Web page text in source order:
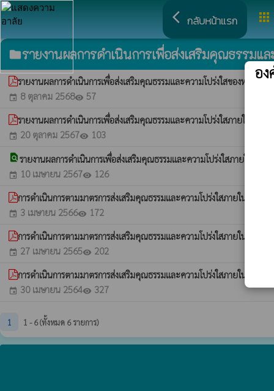
arrow_back_ios กลับหน้าแรก apps
folderรายงานผลการดำเนินการเพื่อส่งเสริมคุณธรรมแ
รายงานผลการดำเนินการเพื่อส่งเสริมคุณธรรมและความโปร่งใสของหน่วย
event 8 ตุลาคม 2568visibility 57
รายงานผลการดำเนินการเพื่อส่งเสริมคุณธรรมและความโปร่งใสภายในหน่
event 20 ตุลาคม 2567visibility 103
find_in_pageรายงานผลการดำเนินการเพื่อส่งเสริมคุณธรรมและความโปร่งใสภายในห
event 10 เมษายน 2567visibility 126
การดำเนินการตามมาตรการส่งเสริมคุณธรรมและความโปร่งใสภายในหน่ว
event 3 เมษายน 2566visibility 172
การดำเนินการตามมาตรการส่งเสริมคุณธรรมและความโปร่งใสภายในหน่ว
event 27 เมษายน 2565visibility 202
การดำเนินการตามมาตรการส่งเสริมคุณธรรมและความโปร่งใสภายในหน่วย
event 30 เมษายน 2564visibility 327
1 1 - 6 (ทั้งหมด 6 รายการ)
อ